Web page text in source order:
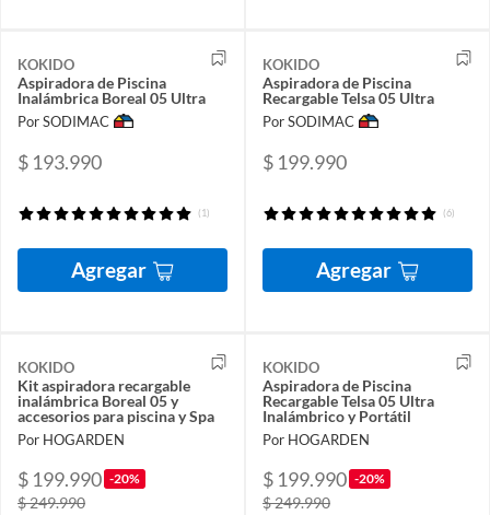
KOKIDO
Aspiradora de Piscina
Inalámbrica Boreal 05 Ultra
Por SODIMAC
$ 193.990
(1)
Agregar
KOKIDO
Aspiradora de Piscina
Recargable Telsa 05 Ultra
Por SODIMAC
$ 199.990
(6)
Agregar
KOKIDO
Kit aspiradora recargable
inalámbrica Boreal 05 y
accesorios para piscina y Spa
Por HOGARDEN
$ 199.990 -20%
$ 249.990
KOKIDO
Aspiradora de Piscina
Recargable Telsa 05 Ultra
Inalámbrico y Portátil
Por HOGARDEN
$ 199.990 -20%
$ 249.990